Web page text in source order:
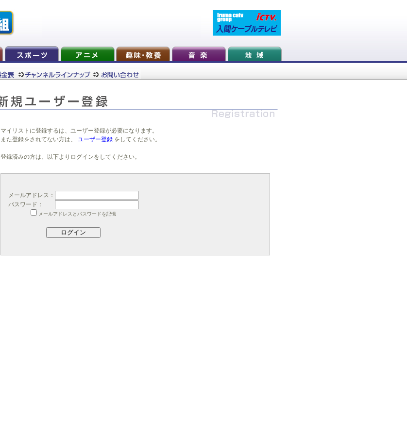
マイリストに登録するは、ユーザー登録が必要になります。
また登録をされてない方は、
ユーザー登録 をしてください。
登録済みの方は、以下よりログインをしてください。
メールアドレス：
パスワード：
メールアドレスとパスワードを記憶